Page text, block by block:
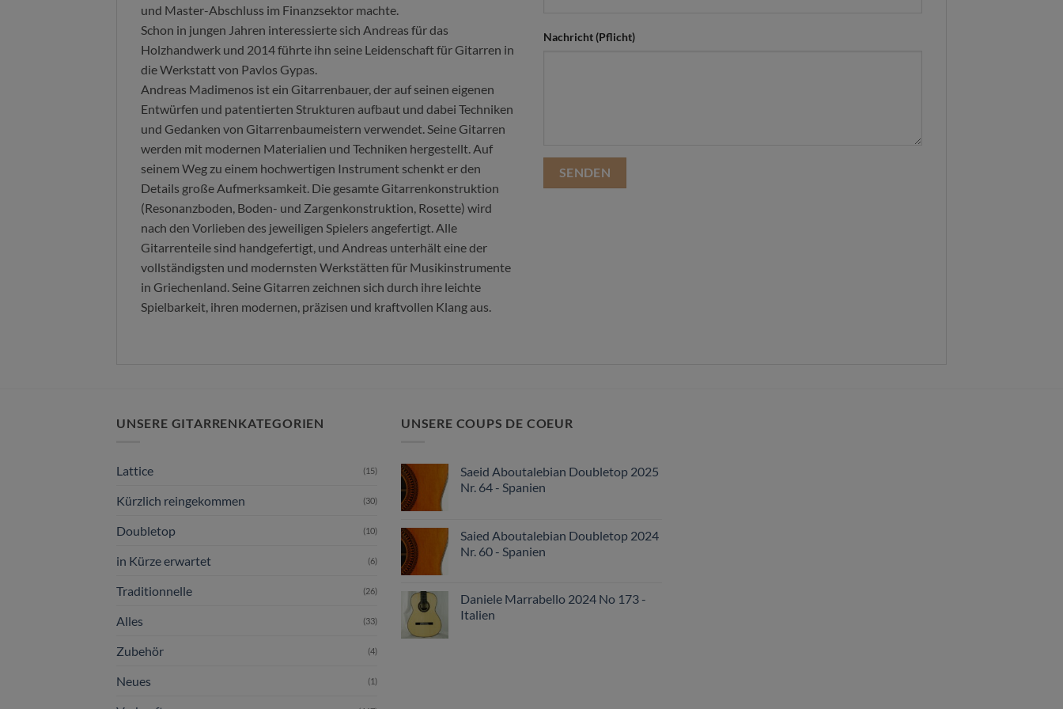
und Master-Abschluss im Finanzsektor machte.
Schon in jungen Jahren interessierte sich Andreas für das
Holzhandwerk und 2014 führte ihn seine Leidenschaft für Gitarren in
die Werkstatt von Pavlos Gypas.
Andreas Madimenos ist ein Gitarrenbauer, der auf seinen eigenen
Entwürfen und patentierten Strukturen aufbaut und dabei Techniken
und Gedanken von Gitarrenbaumeistern verwendet. Seine Gitarren
werden mit modernen Materialien und Techniken hergestellt. Auf
seinem Weg zu einem hochwertigen Instrument schenkt er den
Details große Aufmerksamkeit. Die gesamte Gitarrenkonstruktion
(Resonanzboden, Boden- und Zargenkonstruktion, Rosette) wird
nach den Vorlieben des jeweiligen Spielers angefertigt. Alle
Gitarrenteile sind handgefertigt, und Andreas unterhält eine der
vollständigsten und modernsten Werkstätten für Musikinstrumente
in Griechenland. Seine Gitarren zeichnen sich durch ihre leichte
Spielbarkeit, ihren modernen, präzisen und kraftvollen Klang aus.
Nachricht (Pflicht)
UNSERE GITARRENKATEGORIEN
Lattice (15)
Kürzlich reingekommen (30)
Doubletop (10)
in Kürze erwartet (6)
Traditionnelle (26)
Alles (33)
Zubehör (4)
Neues (1)
UNSERE COUPS DE COEUR
Saeid Aboutalebian Doubletop 2025
Nr. 64 - Spanien
Saied Aboutalebian Doubletop 2024
Nr. 60 - Spanien
Daniele Marrabello 2024 No 173 -
Italien